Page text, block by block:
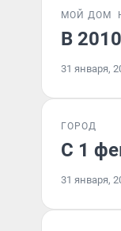
МОЙ ДОМ
В
31 января,
ГОРОД
С 1
31 января,